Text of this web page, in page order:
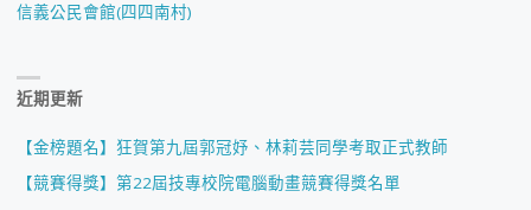
信義公民會館(四四南村)
近期更新
【金榜題名】狂賀第九屆郭冠妤、林莉芸同學考取正式教師
【競賽得獎】第22屆技專校院電腦動畫競賽得獎名單